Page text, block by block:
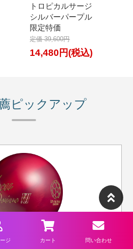
ジ カート 問い合わせ
トロピカルサージ
シルバーパープル
限定特価
定価 39,600円
14,480円(税込)
ピックアップ